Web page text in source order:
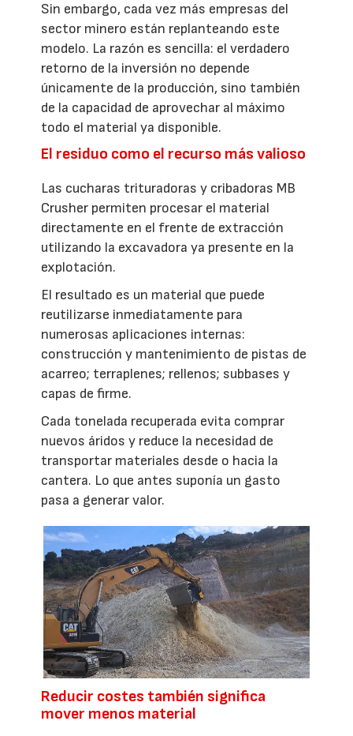
Sin embargo, cada vez más empresas del
sector minero están replanteando este
modelo. La razón es sencilla: el verdadero
retorno de la inversión no depende
únicamente de la producción, sino también
de la capacidad de aprovechar al máximo
todo el material ya disponible.
El residuo como el recurso más valioso
Las cucharas trituradoras y cribadoras MB
Crusher permiten procesar el material
directamente en el frente de extracción
utilizando la excavadora ya presente en la
explotación.
El resultado es un material que puede
reutilizarse inmediatamente para
numerosas aplicaciones internas:
construcción y mantenimiento de pistas de
acarreo; terraplenes; rellenos; subbases y
capas de firme.
Cada tonelada recuperada evita comprar
nuevos áridos y reduce la necesidad de
transportar materiales desde o hacia la
cantera. Lo que antes suponía un gasto
pasa a generar valor.
Reducir costes también significa
mover menos material